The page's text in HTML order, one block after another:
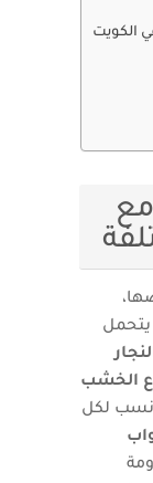
الكويت
يتحمل
الخشب
لكل